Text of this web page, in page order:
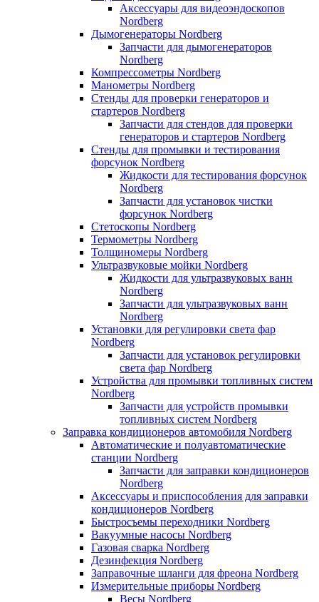
Аксессуары для видеоэндоскопов
Nordberg
Дымогенераторы Nordberg
Запчасти для дымогенераторов
Nordberg
Компрессометры Nordberg
Манометры Nordberg
Стенды для проверки генераторов и
стартеров Nordberg
Запчасти для стендов для проверки
генераторов и стартеров Nordberg
Стенды для промывки и тестирования
форсунок Nordberg
Жидкости для тестирования форсунок
Nordberg
Запчасти для установок чистки
форсунок Nordberg
Стетоскопы Nordberg
Термометры Nordberg
Толщиномеры Nordberg
Ультразвуковые мойки Nordberg
Жидкости для ультразвуковых ванн
Nordberg
Запчасти для ультразвуковых ванн
Nordberg
Установки для регулировки света фар
Nordberg
Запчасти для установок регулировки
света фар Nordberg
Устройства для промывки топливных систем
Nordberg
Запчасти для устройств промывки
топливных систем Nordberg
Заправка кондиционеров автомобиля Nordberg
Автоматические и полуавтоматические
станции Nordberg
Запчасти для заправки кондиционеров
Nordberg
Аксессуары и приспособления для заправки
кондиционеров Nordberg
Быстросъемы переходники Nordberg
Вакуумные насосы Nordberg
Газовая сварка Nordberg
Дезинфекция Nordberg
Заправочные шланги для фреона Nordberg
Измерительные приборы Nordberg
Весы Nordberg